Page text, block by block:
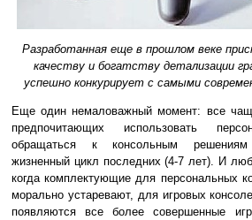
Разработанная еще в прошлом веке
качеству и богатству детализации
успешно конкурирует с самыми
Еще один немаловажный момент: все
предпочитающих использовать
обращаться к консольным
жизненный цикл последних (4-7 лет). И
когда комплектующие для персональных
морально устаревают, для игровых
появляются все более совершенные